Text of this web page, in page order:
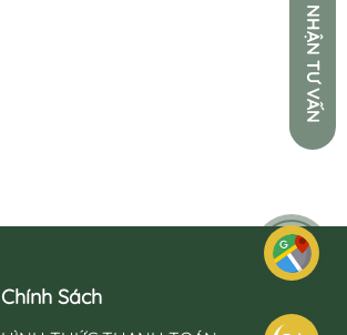
Chính Sách
N